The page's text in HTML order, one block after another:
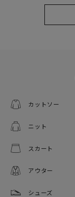
カットソー
ニット
スカート
アウター
シューズ